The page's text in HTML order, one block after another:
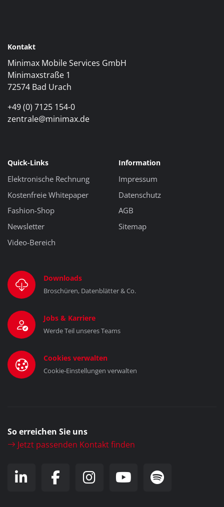
Kontakt
Minimax Mobile Services GmbH
Minimaxstraße 1
72574 Bad Urach
+49 (0) 7125 154-0
zentrale@minimax.de
Quick-Links
Elektronische Rechnung
Kostenfreie Whitepaper
Fashion-Shop
Newsletter
Video-Bereich
Information
Impressum
Datenschutz
AGB
Sitemap
Downloads
Broschüren, Datenblätter & Co.
Jobs & Karriere
Werde Teil unseres Teams
Cookies verwalten
Cookie-Einstellungen verwalten
So erreichen Sie uns
Jetzt passenden Kontakt finden